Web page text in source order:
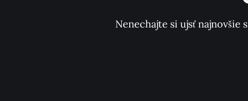
Nenechajte si ujsť najnovšie